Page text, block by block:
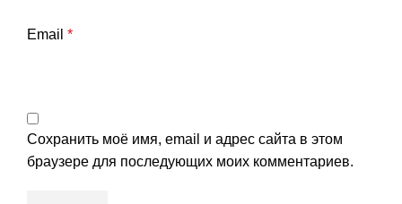
Email *
Сохранить моё имя, email и адрес сайта в этом
браузере для последующих моих комментариев.